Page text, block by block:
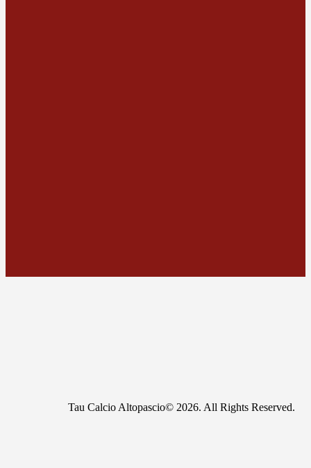
Tau Calcio Altopascio© 2026. All Rights Reserved.